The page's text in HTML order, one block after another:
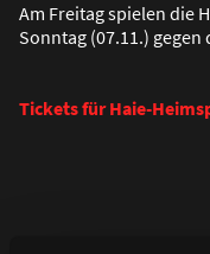
Am Freitag spielen die
Sonntag (07.11.) gegen
Tickets für Haie-